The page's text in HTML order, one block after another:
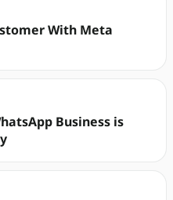
With Meta
Business is